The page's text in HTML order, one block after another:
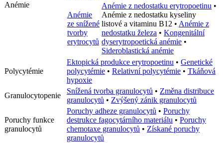
Anémie
Anémie
ze snížené
tvorby
erytrocytů
Anémie z nedostatku erytropoetinu •
Anémie z nedostatku kyseliny
listové a vitaminu B12 • Anémie z
nedostatku železa • Kongenitální
dyserytropoetická anémie •
Sideroblastická anémie
Polycytémie
Ektopická produkce erytropoetinu • Genetické
polycytémie • Relativní polycytémie • Tkáňová
hypoxie
Granulocytopenie
Snížená tvorba granulocytů • Změna distribuce
granulocytů • Zvýšený zánik granulocytů
Poruchy funkce
granulocytů
Poruchy adheze granulocytů • Poruchy
destrukce fagocytárního materiálu • Poruchy
chemotaxe granulocytů • Získané poruchy
granulocytů